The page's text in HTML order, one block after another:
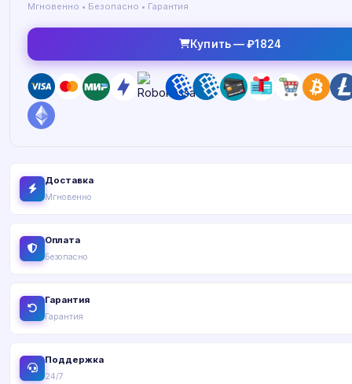
Мгновенно • Безопасно • Гарантия
Купить — ₽1824
Доставка
Мгновенно
Оплата
Безопасно
Гарантия
Гарантия
Поддержка
24/7